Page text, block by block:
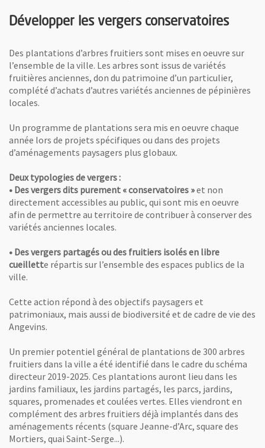
Développer les vergers conservatoires
Des plantations d’arbres fruitiers sont mises en oeuvre sur
l’ensemble de la ville. Les arbres sont issus de variétés
fruitières anciennes, don du patrimoine d’un particulier,
complété d’achats d’autres variétés anciennes de pépinières
locales.
Un programme de plantations sera mis en oeuvre chaque
année lors de projets spécifiques ou dans des projets
d’aménagements paysagers plus globaux.
Deux typologies de vergers :
• Des vergers dits purement « conservatoires »et non
directement accessibles au public, qui sont mis en oeuvre
afin de permettre au territoire de contribuer à conserver des
variétés anciennes locales.
• Des vergers partagés ou des fruitiers isolés en libre
cueillette répartis sur l’ensemble des espaces publics de la
ville.
Cette action répond à des objectifs paysagers et
patrimoniaux, mais aussi de biodiversité et de cadre de vie des
Angevins.
Un premier potentiel général de plantations de 300 arbres
fruitiers dans la ville a été identifié dans le cadre du schéma
directeur 2019-2025. Ces plantations auront lieu dans les
jardins familiaux, les jardins partagés, les parcs, jardins,
squares, promenades et coulées vertes. Elles viendront en
complément des arbres fruitiers déjà implantés dans des
aménagements récents (square Jeanne-d’Arc, square des
Mortiers, quai Saint-Serge...).